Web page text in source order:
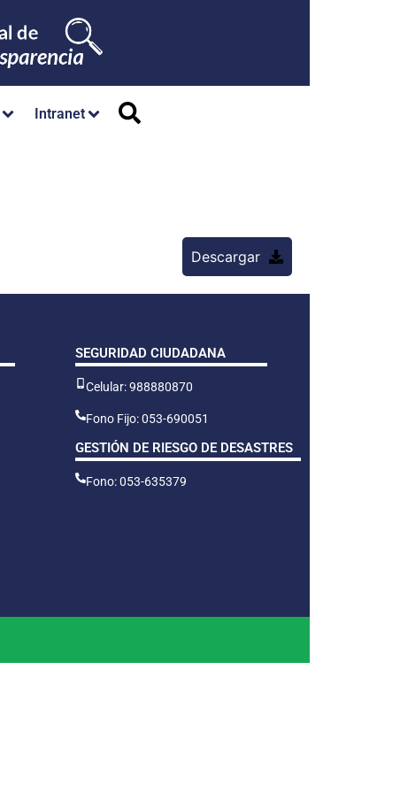
Intranet
Descargar
SEGURIDAD CIUDADANA
Celular: 988880870
Fono Fijo: 053-690051
GESTIÓN DE RIESGO DE DESASTRES
Fono: 053-635379